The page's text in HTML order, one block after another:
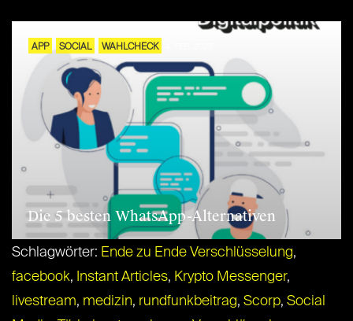
APP SOCIAL WAHLCHECK
Die 5 besten WhatsApp-Alternativen
Schlagwörter: Ende zu Ende Verschlüsselung,
facebook, Instant Articles, Krypto Messenger,
livestream, medizin, rundfunkbeitrag, Scorp, Social